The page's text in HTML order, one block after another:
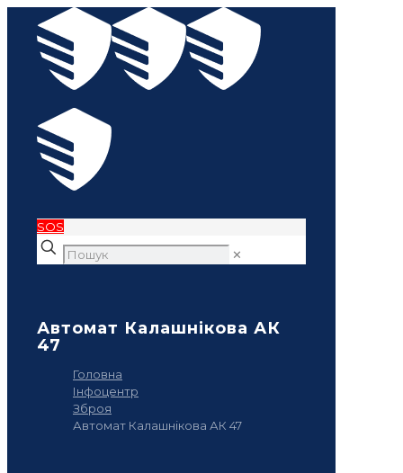
SOS
✕
Автомат Калашнікова АК
47
Головна
Інфоцентр
Зброя
Автомат Калашнікова АК 47